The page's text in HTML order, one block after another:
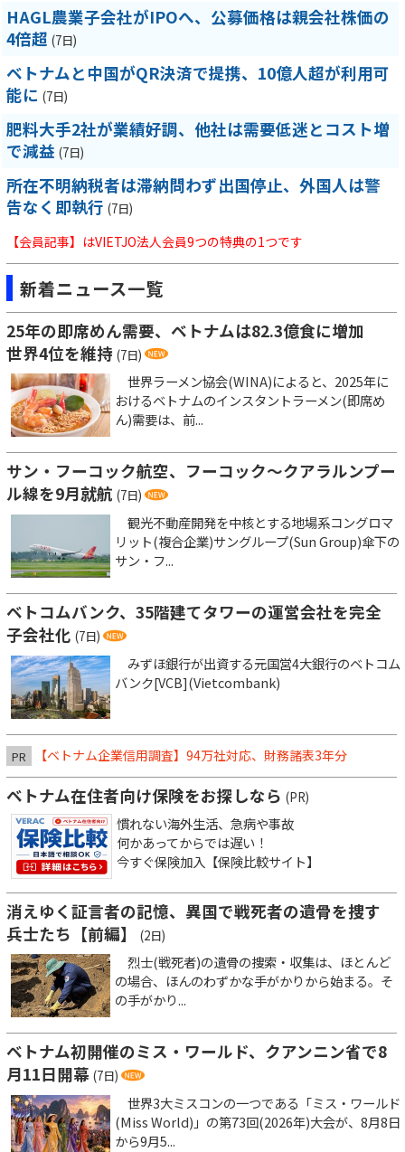
HAGL農業子会社がIPOへ、公募価格は親会社株価の
4倍超 (7日)
ベトナムと中国がQR決済で提携、10億人超が利用可
能に (7日)
肥料大手2社が業績好調、他社は需要低迷とコスト増
で減益 (7日)
所在不明納税者は滞納問わず出国停止、外国人は警
告なく即執行 (7日)
【会員記事】はVIETJO法人会員9つの特典の1つです
新着ニュース一覧
25年の即席めん需要、ベトナムは82.3億食に増加
世界4位を維持 (7日)
世界ラーメン協会(WINA)によると、2025年に
おけるベトナムのインスタントラーメン(即席め
ん)需要は、前...
サン・フーコック航空、フーコック～クアラルンプー
ル線を9月就航 (7日)
観光不動産開発を中核とする地場系コングロマ
リット(複合企業)サングループ(Sun Group)傘下の
サン・フ...
ベトコムバンク、35階建てタワーの運営会社を完全
子会社化 (7日)
みずほ銀行が出資する元国営4大銀行のベトコム
バンク[VCB](Vietcombank)
PR 【ベトナム企業信用調査】94万社対応、財務諸表3年分
ベトナム在住者向け保険をお探しなら (PR)
慣れない海外生活、急病や事故
何かあってからでは遅い！
今すぐ保険加入【保険比較サイト】
消えゆく証言者の記憶、異国で戦死者の遺骨を捜す
兵士たち【前編】
(2日)
烈士(戦死者)の遺骨の捜索・収集は、ほとんど
の場合、ほんのわずかな手がかりから始まる。そ
の手がかり...
ベトナム初開催のミス・ワールド、クアンニン省で8
月11日開幕 (7日)
世界3大ミスコンの一つである「ミス・ワールド
(Miss World)」の第73回(2026年)大会が、8月8日
から9月5...